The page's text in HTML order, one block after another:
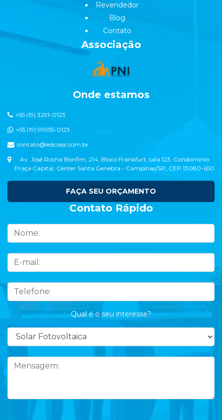
Revendedor
Blog
Contato
Associação
Onde estamos
+55 (19) 3291-0123
+55 (19) 99955-0123
contato@ledclass.com.br
Av. José Rocha Bonfim, 214, Bloco Frankfurt, sala 123, Condomínio
Praça Capital, Center Santa Genebra - Campinas/SP, CEP 13080-650
FAÇA SEU ORÇAMENTO
Contato Rápido
Qual é o seu interesse?